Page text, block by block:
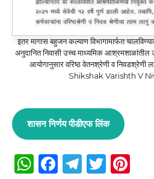
इतर मागास बहुजन कल्याण विभागामार्फत
अनुदानित निवासी उच्च माध्यमिक आश्रमशाळांतील
आयोगानुसार वरिष्ठ वेतनश्रेणी व
Shikshak Varishth V
शासन निर्णय पीडीएफ लिंक
W F
T
T